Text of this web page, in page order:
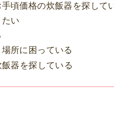
頃価格の炊飯器を探して
い
所に困っている
器を探している